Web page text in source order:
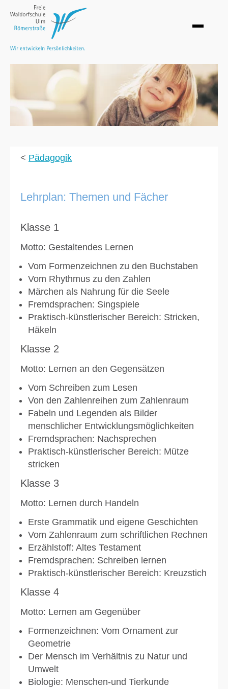
< Pädagogik
Lehrplan: Themen und Fächer
Klasse 1
Motto: Gestaltendes Lernen
Vom Formenzeichnen zu den Buchstaben
Vom Rhythmus zu den Zahlen
Märchen als Nahrung für die Seele
Fremdsprachen: Singspiele
Praktisch-künstlerischer Bereich: Stricken,
Häkeln
Klasse 2
Motto: Lernen an den Gegensätzen
Vom Schreiben zum Lesen
Von den Zahlenreihen zum Zahlenraum
Fabeln und Legenden als Bilder
menschlicher Entwicklungsmöglichkeiten
Fremdsprachen: Nachsprechen
Praktisch-künstlerischer Bereich: Mütze
stricken
Klasse 3
Motto: Lernen durch Handeln
Erste Grammatik und eigene Geschichten
Vom Zahlenraum zum schriftlichen Rechnen
Erzählstoff: Altes Testament
Fremdsprachen: Schreiben lernen
Praktisch-künstlerischer Bereich: Kreuzstich
Klasse 4
Motto: Lernen am Gegenüber
Formenzeichnen: Vom Ornament zur
Geometrie
Der Mensch im Verhältnis zu Natur und
Umwelt
Biologie: Menschen-und Tierkunde